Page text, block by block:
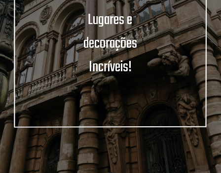
Lugares e
decorações
Incríveis!